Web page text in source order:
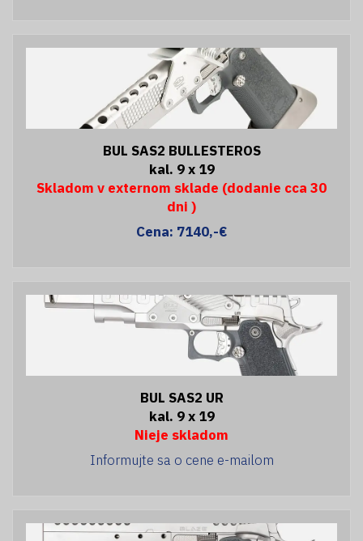
BUL SAS2 BULLESTEROS
kal. 9 x 19
Skladom v externom sklade (dodanie cca 30
dni )
Cena: 7140,-€
BUL SAS2 UR
kal. 9 x 19
Nieje skladom
Informujte sa o cene e-mailom